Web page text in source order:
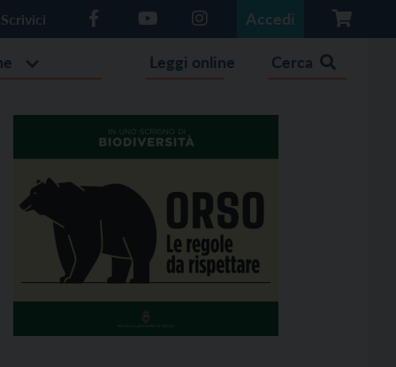
Scrivici Accedi
Leggi online Cerca